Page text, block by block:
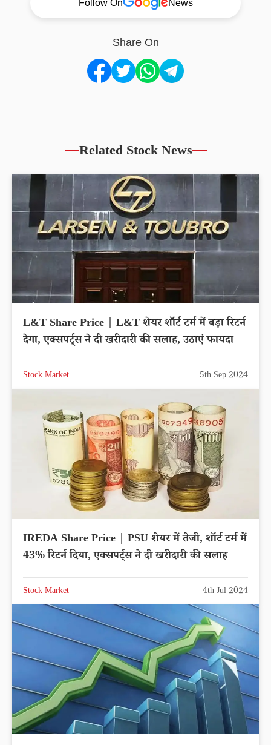
Follow On News
Share On
Related Stock News
L&T Share Price | L&T शेयर शॉर्ट टर्म में बड़ा रिटर्न
देगा, एक्सपर्ट्स ने दी खरीदारी की सलाह, उठाएं फायदा
Stock Market 5th Sep 2024
IREDA Share Price | PSU शेयर में तेजी, शॉर्ट टर्म में
43% रिटर्न दिया, एक्सपर्ट्स ने दी खरीदारी की सलाह
Stock Market 4th Jul 2024